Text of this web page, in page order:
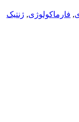
, فارماکولوژی, ژنتیک